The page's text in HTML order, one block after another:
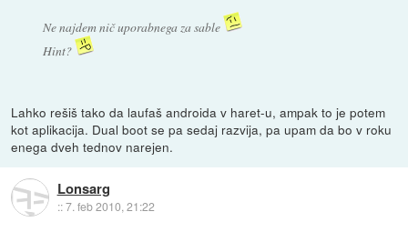
Ne najdem nič uporabnega za sable
Hint?
Lahko rešiš tako da laufaš androida v haret-u, ampak to je potem
kot aplikacija. Dual boot se pa sedaj razvija, pa upam da bo v roku
enega dveh tednov narejen.
Lonsarg
::7. feb 2010, 21:22